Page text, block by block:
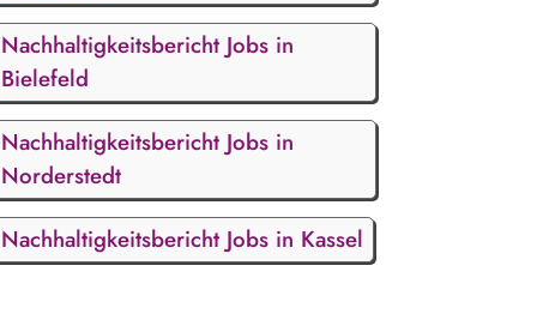
Nachhaltigkeitsbericht Jobs in
Bielefeld
Nachhaltigkeitsbericht Jobs in
Norderstedt
Nachhaltigkeitsbericht Jobs in Kassel